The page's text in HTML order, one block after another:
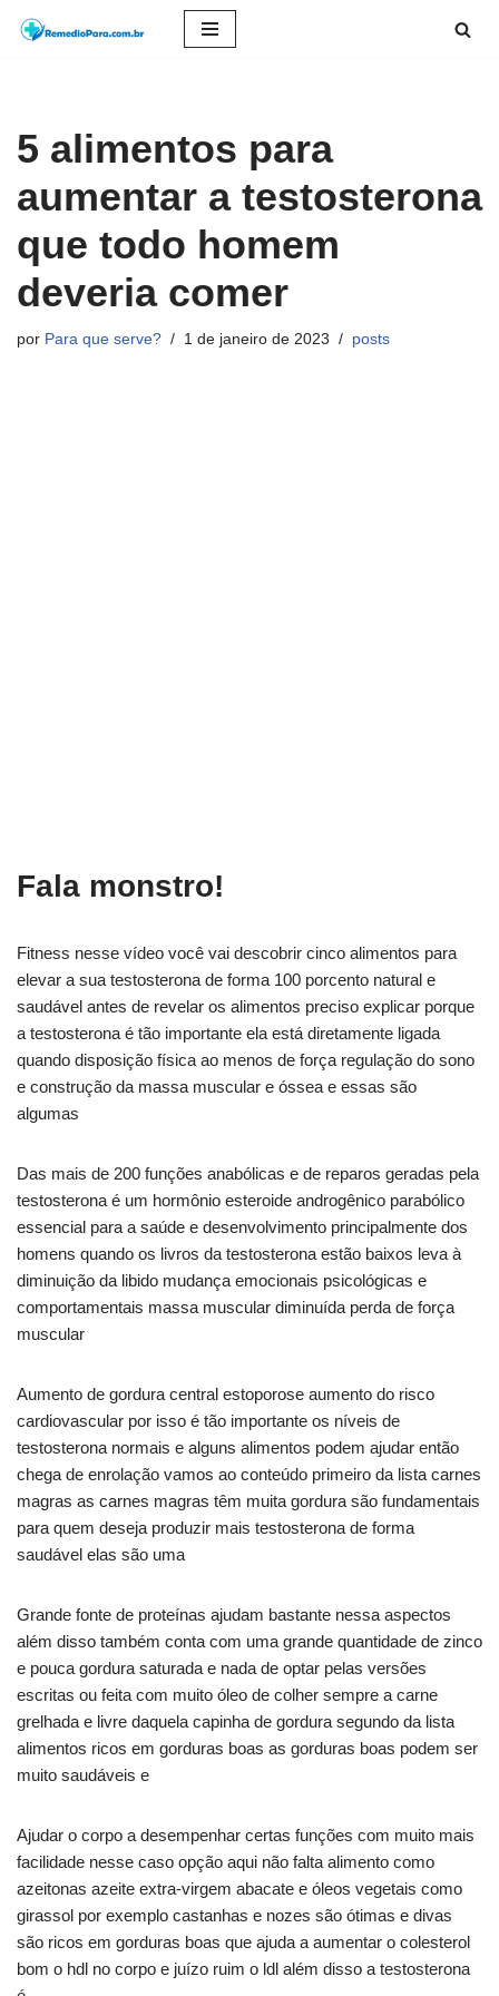
conteúdo
5 alimentos para
aumentar a testosterona
que todo homem
deveria comer
por Para que serve? 1 de janeiro de 2023 posts
Fala monstro!
Fitness nesse vídeo você vai descobrir cinco alimentos para
elevar a sua testosterona de forma 100 porcento natural e
saudável antes de revelar os alimentos preciso explicar porque
a testosterona é tão importante ela está diretamente ligada
quando disposição física ao menos de força regulação do sono
e construção da massa muscular e óssea e essas são
algumas
Das mais de 200 funções anabólicas e de reparos geradas pela
testosterona é um hormônio esteroide androgênico parabólico
essencial para a saúde e desenvolvimento principalmente dos
homens quando os livros da testosterona estão baixos leva à
diminuição da libido mudança emocionais psicológicas e
comportamentais massa muscular diminuída perda de força
muscular
Aumento de gordura central estoporose aumento do risco
cardiovascular por isso é tão importante os níveis de
testosterona normais e alguns alimentos podem ajudar então
chega de enrolação vamos ao conteúdo primeiro da lista carnes
magras as carnes magras têm muita gordura são fundamentais
para quem deseja produzir mais testosterona de forma
saudável elas são uma
Grande fonte de proteínas ajudam bastante nessa aspectos
além disso também conta com uma grande quantidade de zinco
e pouca gordura saturada e nada de optar pelas versões
escritas ou feita com muito óleo de colher sempre a carne
grelhada e livre daquela capinha de gordura segundo da lista
alimentos ricos em gorduras boas as gorduras boas podem ser
muito saudáveis e
Ajudar o corpo a desempenhar certas funções com muito mais
facilidade nesse caso opção aqui não falta alimento como
azeitonas azeite extra-virgem abacate e óleos vegetais como
girassol por exemplo castanhas e nozes são ótimas e divas
são ricos em gorduras boas que ajuda a aumentar o colesterol
bom o hdl no corpo e juízo ruim o ldl além disso a testosterona